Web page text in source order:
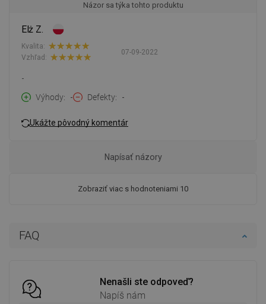
FAQ
Nenašli ste odpoveď?
Napíš nám
Názor sa týka tohto produktu
Elż Z.
07-09-2022
Kvalita:
Vzhľad:
-
Výhody
- Defekty -
Ukážte pôvodný komentár
Zobraziť viac s hodnoteniami 10
Napísať názory